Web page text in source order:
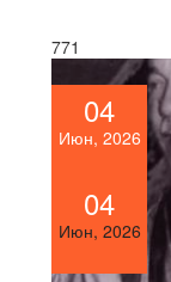
771
04
Июн, 2026
04
Июн, 2026